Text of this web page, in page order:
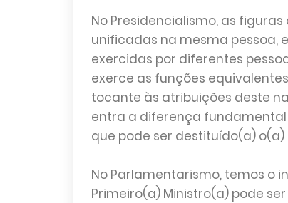
No Presidencialismo, as
unificadas na mesma pessoa,
exercidas por diferentes
exerce as funções
tocante às atribuições deste
entra a diferença
que pode ser destituído(a) o(a)
No Parlamentarismo, temos o
Primeiro(a) Ministro(a) pode